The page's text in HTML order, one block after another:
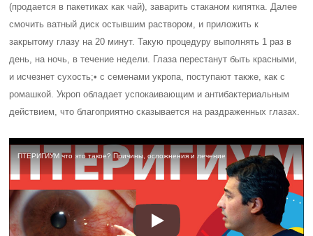
(продается в пакетиках как чай), заварить стаканом кипятка. Далее
смочить ватный диск остывшим раствором, и приложить к
закрытому глазу на 20 минут. Такую процедуру выполнять 1 раз в
день, на ночь, в течение недели. Глаза перестанут быть красными,
и исчезнет сухость;• с семенами укропа, поступают также, как с
ромашкой. Укроп обладает успокаивающим и антибактериальным
действием, что благоприятно сказывается на раздраженных глазах.
ПТЕРИГИУМ что это такое? Причины, осложнения и лечение